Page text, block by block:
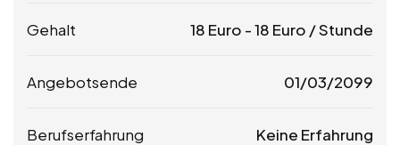
Gehalt 18 Euro -18 Euro / Stunde
Angebotsende 01/03/2099
Berufserfahrung Keine Erfahrung